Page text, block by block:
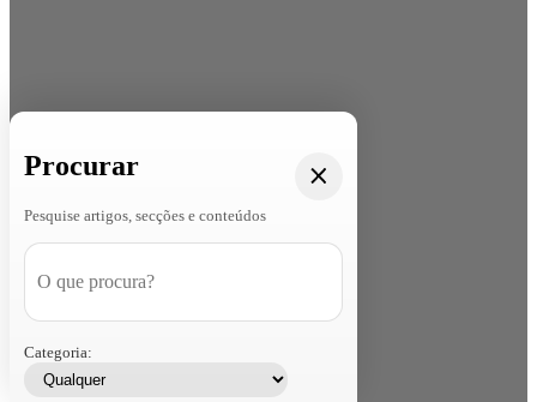
Procurar
Pesquise artigos, secções e conteúdos
Categoria: